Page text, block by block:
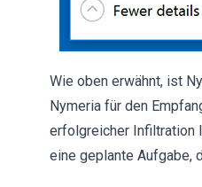
Wie oben erwähnt, ist
Nymeria für den
erfolgreicher Infiltration
eine geplante Aufgabe,